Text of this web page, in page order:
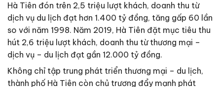
Hà Tiên đón trên 2,5 triệu lượt khách, doanh thu từ
dịch vụ du lịch đạt hơn 1.400 tỷ đồng, tăng gấp 60 lần
so với năm 1998. Năm 2019, Hà Tiên đặt mục tiêu thu
hút 2,6 triệu lượt khách, doanh thu từ thương mại –
dịch vụ – du lịch đạt gần 12.000 tỷ đồng.
Không chỉ tập trung phát triển thương mại – du lịch,
thành phố Hà Tiên còn chủ trương đẩy mạnh phát